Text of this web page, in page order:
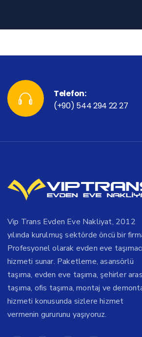
Telefon:
(+90) 544 294 22 27
Vip Trans Evden Eve Nakliyat, 2012
yılında kurulmuş sektörde öncü bir
Profesyonel olarak evden eve
hizmeti sunar. Paketleme, asansörlü
taşıma, evden eve taşıma, şehirler
taşıma, ofis taşıma, montaj ve
hizmeti konusunda sizlere hizmet
vermenin gururunu yaşıyoruz.